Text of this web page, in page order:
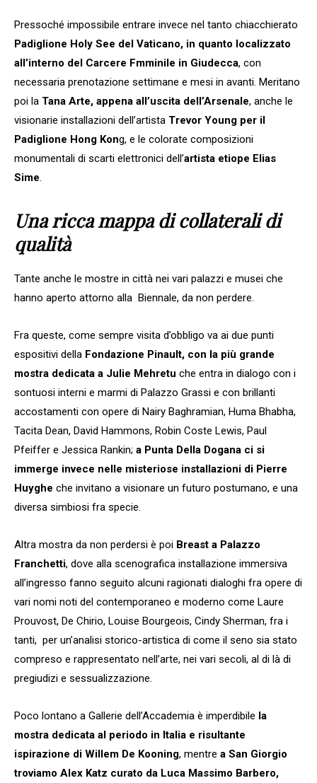
Pressoché impossibile entrare invece nel tanto chiacchierato
Padiglione Holy See del Vaticano, in quanto localizzato
all’interno del Carcere Fmminile in Giudecca, con
necessaria prenotazione settimane e mesi in avanti. Meritano
poi la Tana Arte, appena all’uscita dell’Arsenale, anche le
visionarie installazioni dell’artista Trevor Young per il
Padiglione Hong Kong, e le colorate composizioni
monumentali di scarti elettronici dell’artista etiope Elias
Sime
Una ricca mappa di collaterali di
qualità
Tante anche le mostre in città nei vari palazzi e musei che
hanno aperto attorno alla Biennale, da non perdere.
Fra queste, come sempre visita d’obbligo va ai due punti
espositivi della Fondazione Pinault, con la più grande
mostra dedicata a Julie Mehretu che entra in dialogo con i
sontuosi interni e marmi di Palazzo Grassi e con brillanti
accostamenti con opere di Nairy Baghramian, Huma Bhabha,
Tacita Dean, David Hammons, Robin Coste Lewis, Paul
Pfeiffer e Jessica Rankin; a Punta Della Dogana ci si
immerge invece nelle misteriose installazioni di Pierre
Huyghe che invitano a visionare un futuro postumano, e una
diversa simbiosi fra specie.
Altra mostra da non perdersi è poi Breast a Palazzo
Franchetti, dove alla scenografica installazione immersiva
all’ingresso fanno seguito alcuni ragionati dialoghi fra opere di
vari nomi noti del contemporaneo e moderno come Laure
Prouvost, De Chirio, Louise Bourgeois, Cindy Sherman, fra i
tanti, per un’analisi storico-artistica di come il seno sia stato
compreso e rappresentato nell’arte, nei vari secoli, al di là di
pregiudizi e sessualizzazione.
Poco lontano a Gallerie dell’Accademia è imperdibile la
mostra dedicata al periodo in Italia e risultante
ispirazione di Willem De Kooning, mentre a San Giorgio
troviamo Alex Katz curato da Luca Massimo Barbero,